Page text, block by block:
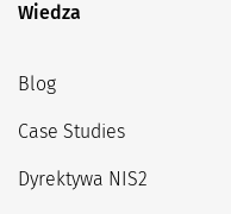
Wiedza
Blog
Case Studies
Dyrektywa NIS2